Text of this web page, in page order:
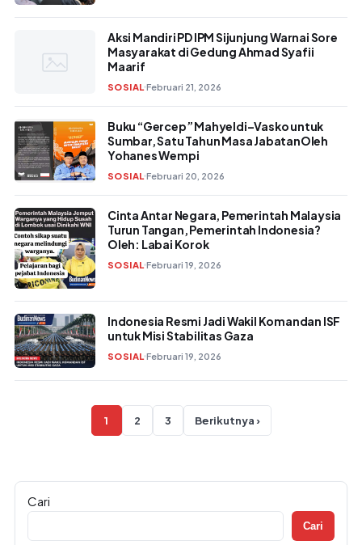
Aksi Mandiri PD IPM Sijunjung Warnai Sore
Masyarakat di Gedung Ahmad Syafii
Maarif
SOSIAL Februari 21, 2026
Buku “Gercep” Mahyeldi–Vasko untuk
Sumbar, Satu Tahun Masa JabatanOleh
Yohanes Wempi
SOSIAL Februari 20, 2026
Cinta Antar Negara, Pemerintah Malaysia
Turun Tangan, Pemerintah Indonesia?
Oleh: Labai Korok
SOSIAL Februari 19, 2026
Indonesia Resmi Jadi Wakil Komandan ISF
untuk Misi Stabilitas Gaza
SOSIAL Februari 19, 2026
Paginasi pos
1 2 3 Berikutnya ›
Cari
Cari